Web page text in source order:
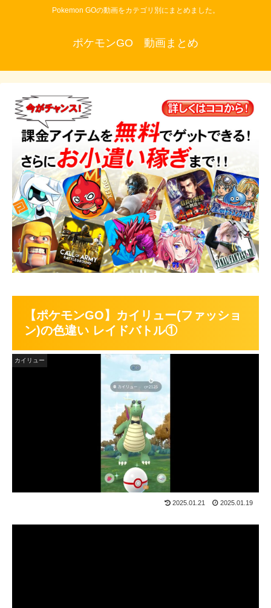
Pokemon GOの動画をカテゴリ別にまとめました。
ポケモンGO 動画まとめ
【ポケモンGO】カイリュー(ファッショ
ン)の色違い レイドバトル①
カイリュー
2025.01.21 2025.01.19